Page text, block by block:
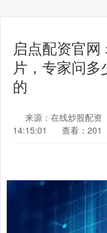
启点配资官
片，专家问
的
来源：在线炒股配资
14:15:01
查看：201